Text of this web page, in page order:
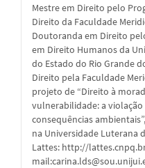
Mestre em Direito pelo
Direito da Faculdade
Doutoranda em Direito
em Direito Humanos da
do Estado do Rio Grande
Direito pela Faculdade
projeto de “Direito à
vulnerabilidade: a
consequências
na Universidade Luterana
Lattes: http://